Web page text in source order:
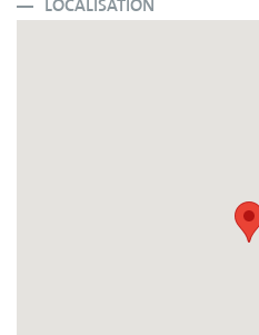
LOCALISATION